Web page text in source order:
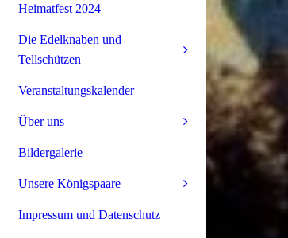
Heimatfest 2024
Die Edelknaben und
Tellschützen
Veranstaltungskalender
Über uns
Bildergalerie
Unsere Königspaare
Impressum und Datenschutz